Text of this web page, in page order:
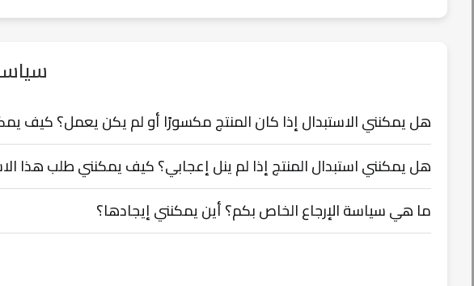
هل يمكنني الاستبدال إذا كان المنتج مكسورًا أو لم يكن يعمل؟ كيف
هل يمكنني استبدال المنتج إذا لم ينل إعجابي؟ كيف يمكنني طلب هذا
ما هي سياسة الإرجاع الخاص بكم؟ أين يمكنني إيجادها؟